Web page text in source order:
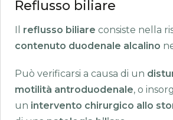
Reflusso biliare
Il reflusso biliare consiste nella
contenuto duodenale alcalino
Può verificarsi a causa di un
motilità antroduodenale, o
un intervento chirurgico allo